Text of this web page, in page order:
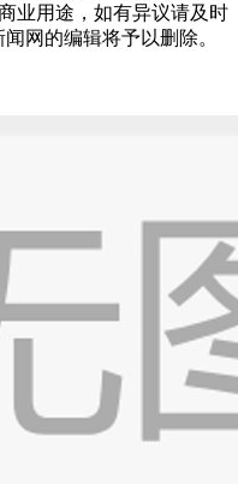
业用途，如有异议请及时
网的编辑将予以删除。